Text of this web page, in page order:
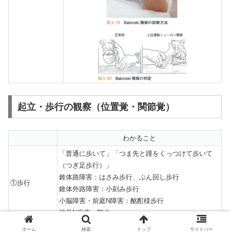
起立・歩行の観察（位置覚・関節覚）
わかること
①歩行
「普通に歩いて」「つま先と踵をくっつけて歩いて
（つぎ足歩行）」
錐体路障害：はさみ歩行、ぶん回し歩行
錐体外路障害：小刻み歩行
小脳障害・前庭N障害：酩酊様歩行
腓骨N麻痺：鶏歩
②Romberg試
「足を揃えて、目を閉じて」
ホーム 検索 トップ サイドバー